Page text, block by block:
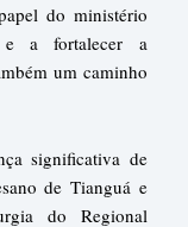
do ministério
e a fortalecer a
um caminho
significativa de
de Tianguá e
do Regional